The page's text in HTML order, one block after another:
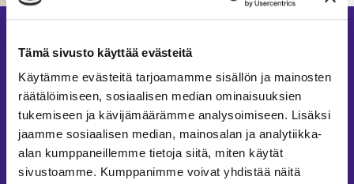
Tämä sivusto käyttää evästeitä
Käytämme evästeitä tarjoamamme sisällön ja mainosten
räätälöimiseen, sosiaalisen median ominaisuuksien
tukemiseen ja kävijämäärämme analysoimiseen. Lisäksi
jaamme sosiaalisen median, mainosalan ja analytiikka-
alan kumppaneillemme tietoja siitä, miten käytät
sivustoamme. Kumppanimme voivat yhdistää näitä
Oman elämän
ehdoilla
Digisairaalan ammattilaiset voivat käyttää työssään
omia vahvuuksiaan, kiinnostuksen kohteitaan ja
persoonallisuuttaan.